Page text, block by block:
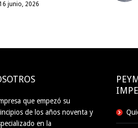
16 junio, 2026
que empezó su
de los años noventa y
en la